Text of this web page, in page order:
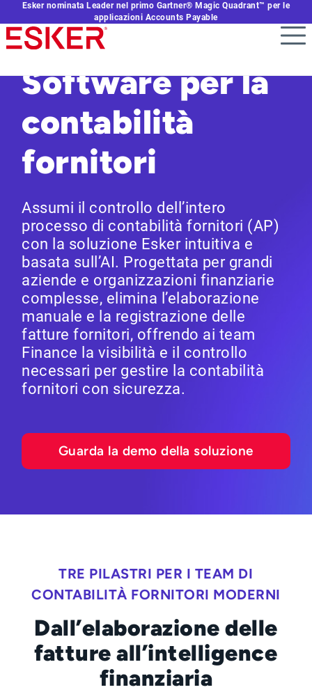
to
main
content
Esker nominata Leader nel primo Gartner® Magic Quadrant™ per le
applicazioni Accounts Payable
Software per la
contabilità
fornitori
Assumi il controllo dell’intero
processo di contabilità fornitori (AP)
con la soluzione Esker intuitiva e
basata sull’AI. Progettata per grandi
aziende e organizzazioni finanziarie
complesse, elimina l’elaborazione
manuale e la registrazione delle
fatture fornitori, offrendo ai team
Finance la visibilità e il controllo
necessari per gestire la contabilità
fornitori con sicurezza.
Guarda la demo della soluzione
TRE PILASTRI PER I TEAM DI
CONTABILITÀ FORNITORI MODERNI
Dall’elaborazione delle
fatture all’intelligence
finanziaria